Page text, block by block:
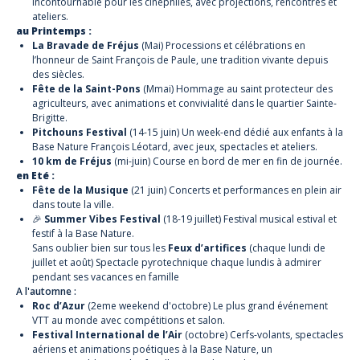
ateliers.
au Printemps :
La Bravade de Fréjus (Mai) Processions et célébrations en
l’honneur de Saint François de Paule, une tradition vivante depuis
des siècles.
Fête de la Saint-Pons (Mmai) Hommage au saint protecteur des
agriculteurs, avec animations et convivialité dans le quartier Sainte-
Brigitte.
Pitchouns Festival (14-15 juin) Un week-end dédié aux enfants à la
Base Nature François Léotard, avec jeux, spectacles et ateliers.
10 km de Fréjus (mi-juin) Course en bord de mer en fin de journée.
en Eté :
Fête de la Musique (21 juin) Concerts et performances en plein air
dans toute la ville.
🎉 Summer Vibes Festival (18-19 juillet) Festival musical estival et
festif à la Base Nature.
Sans oublier bien sur tous les Feux d’artifices (chaque lundi de
juillet et août) Spectacle pyrotechnique chaque lundis à admirer
pendant ses vacances en famille
A l'automne :
Roc d’Azur (2eme weekend d'octobre) Le plus grand événement
VTT au monde avec compétitions et salon.
Festival International de l’Air (octobre) Cerfs-volants, spectacles
aériens et animations poétiques à la Base Nature, un